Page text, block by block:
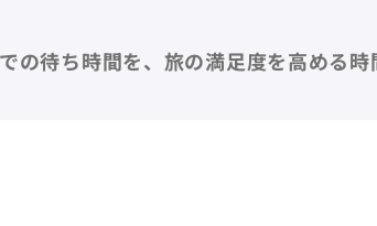
の待ち時間を、旅の満足度を高める時